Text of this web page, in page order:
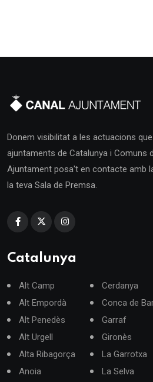
Donem visibilitat a les actuacions
ajuntaments de Catalunya i Comuns
Ajuntament posa't en contacte amb
la teva Sala de Premsa.
Catalunya
Alt Camp
Alt Empordà
Alt Penedès
Alt Urgell
Alta Ribagorça
Anoia
Cerdanya
Conca de
Garraf
Gironès
La Garrotxa
La Selva